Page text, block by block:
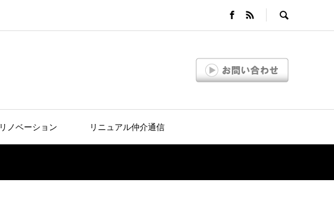
リノベーション リニュアル仲介通信